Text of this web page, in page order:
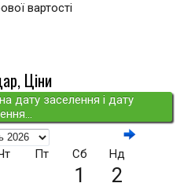
вартості
Ціни
дату заселення і дату
Пт Сб Нд
1 2